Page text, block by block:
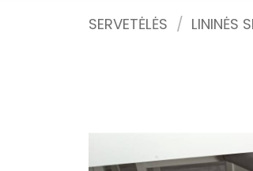
SERVETĖLĖS / LININĖS